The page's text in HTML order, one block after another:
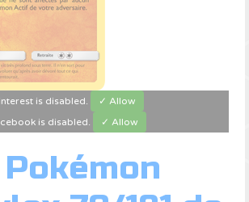
is disabled.
✓ Allow
is disabled.
✓ Allow